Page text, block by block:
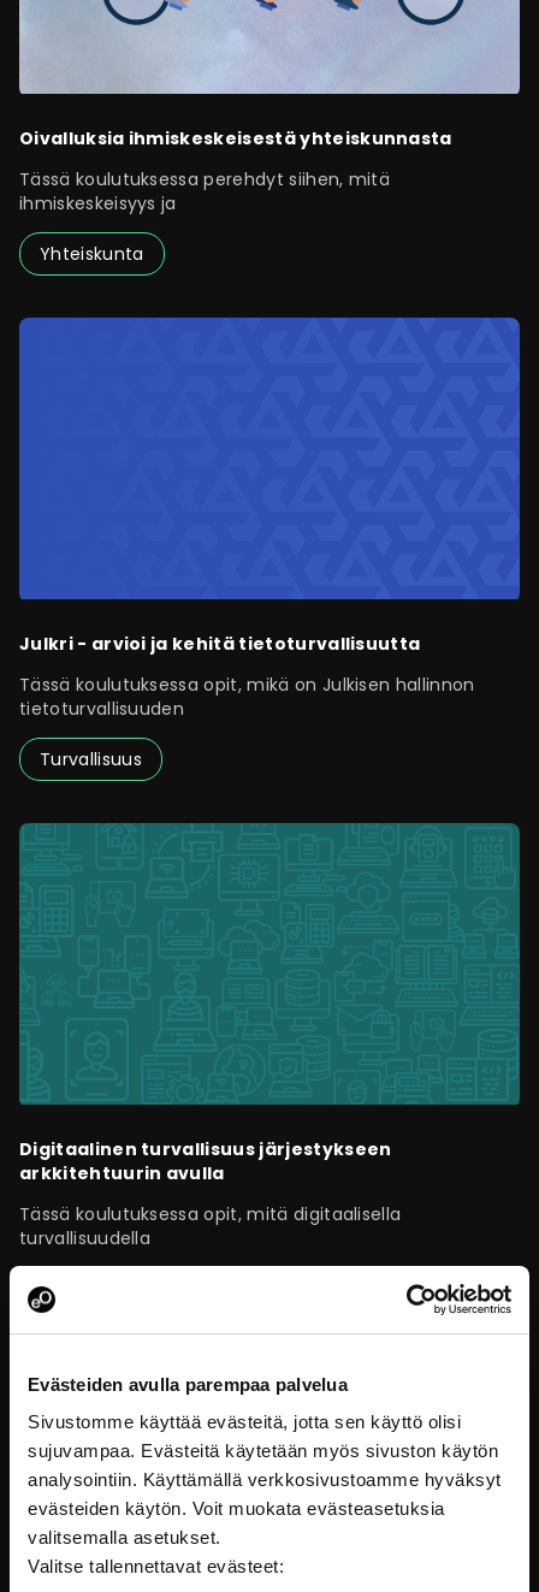
Evästeiden avulla parempaa palvelua
Sivustomme käyttää evästeitä, jotta sen käyttö olisi
sujuvampaa. Evästeitä käytetään myös sivuston käytön
analysointiin. Käyttämällä verkkosivustoamme hyväksyt
evästeiden käytön. Voit muokata evästeasetuksia
valitsemalla asetukset.
Valitse tallennettavat evästeet:
Oivalluksia ihmiskeskeisestä yhteiskunnasta
Tässä koulutuksessa perehdyt siihen, mitä
ihmiskeskeisyys ja
Yhteiskunta
Julkri - arvioi ja kehitä tietoturvallisuutta
Tässä koulutuksessa opit, mikä on Julkisen hallinnon
tietoturvallisuuden
Turvallisuus
Digitaalinen turvallisuus järjestykseen
arkkitehtuurin avulla
Tässä koulutuksessa opit, mitä digitaalisella
turvallisuudella
Turvallisuus